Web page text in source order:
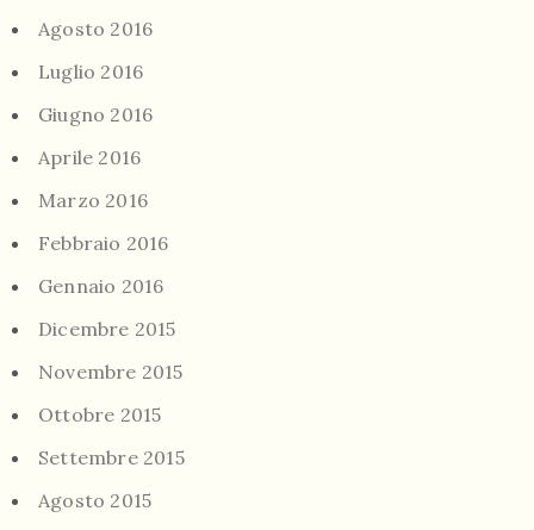
Agosto 2016
Luglio 2016
Giugno 2016
Aprile 2016
Marzo 2016
Febbraio 2016
Gennaio 2016
Dicembre 2015
Novembre 2015
Ottobre 2015
Settembre 2015
Agosto 2015